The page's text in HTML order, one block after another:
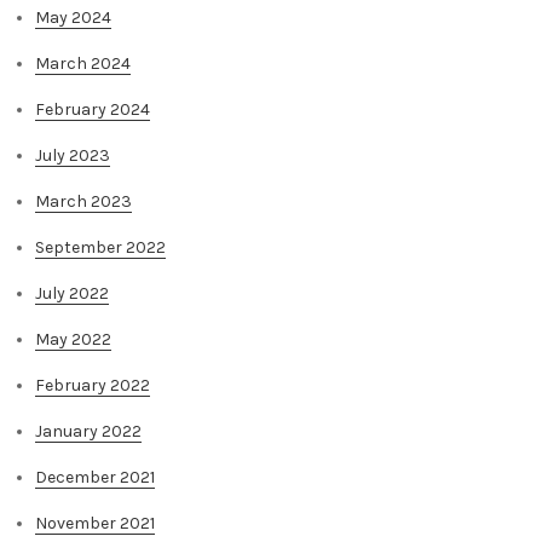
May 2024
March 2024
February 2024
July 2023
March 2023
September 2022
July 2022
May 2022
February 2022
January 2022
December 2021
November 2021